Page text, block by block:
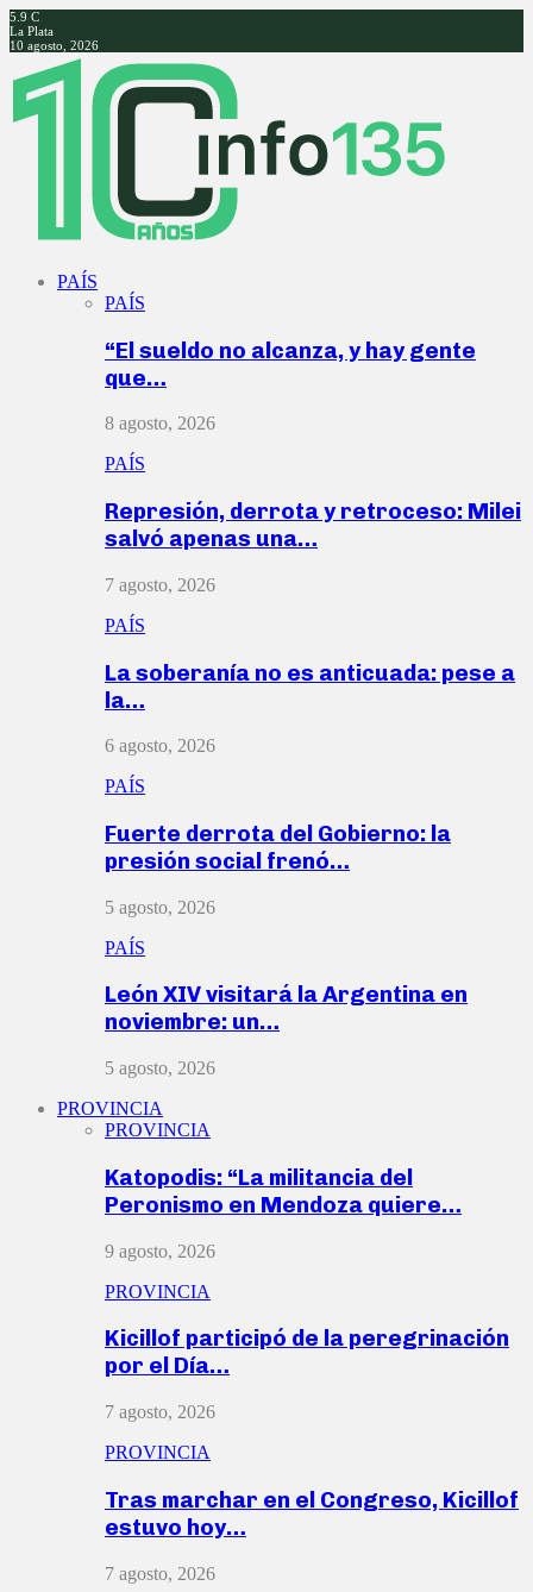
5.9 C
La Plata
10 agosto, 2026
Facebook
Twitter
Instagram
Youtube
PAÍS
PAÍS
“El sueldo no alcanza, y hay gente
que…
8 agosto, 2026
PAÍS
Represión, derrota y retroceso: Milei
salvó apenas una…
7 agosto, 2026
PAÍS
La soberanía no es anticuada: pese a
la…
6 agosto, 2026
PAÍS
Fuerte derrota del Gobierno: la
presión social frenó…
5 agosto, 2026
PAÍS
León XIV visitará la Argentina en
noviembre: un…
5 agosto, 2026
PROVINCIA
PROVINCIA
Katopodis: “La militancia del
Peronismo en Mendoza quiere…
9 agosto, 2026
PROVINCIA
Kicillof participó de la peregrinación
por el Día…
7 agosto, 2026
PROVINCIA
Tras marchar en el Congreso, Kicillof
estuvo hoy…
7 agosto, 2026